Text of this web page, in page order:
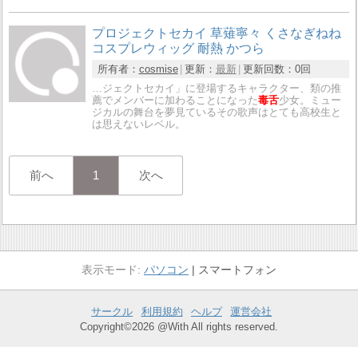
プロジェクトセカイ 草薙寧々 くさなぎねね
コスプレウィッグ 耐熱 かつら
所有者： cosmise 更新： 最新 更新回数： 0回
…ジェクトセカイ」に登場するキャラクター、類の推
薦でメンバーに加わることになった毒舌少女。ミュー
ジカルの舞台を夢見ているその歌声はとても高校生と
は思えないレベル。
前へ 1 次へ
パソコン スマートフォン
サークル 利用規約 ヘルプ
運営会社
Copyright©2026 @With All rights reserved.